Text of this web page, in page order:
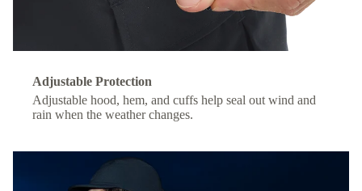
Adjustable Protection
Adjustable hood, hem, and cuffs help seal out wind and
rain when the weather changes.